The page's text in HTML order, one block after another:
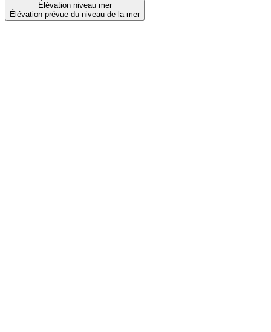
Élévation niveau mer
Élévation prévue du niveau de la mer